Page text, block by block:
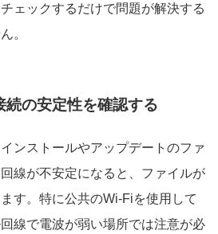
ェックするだけで問題が解決する
。
続の安定性を確認する
ンストールやアップデートのファ
線が不安定になると、ファイルが
す。特に公共のWi-Fiを使用して
線で電波が弱い場所では注意が必